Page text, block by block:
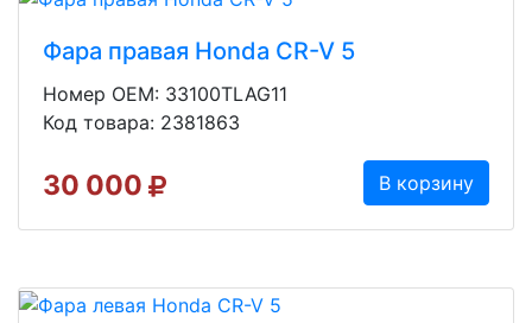
Фара правая Honda CR-V 5
Номер OEM: 33100TLAG11
Код товара: 2381863
30 000 В корзину